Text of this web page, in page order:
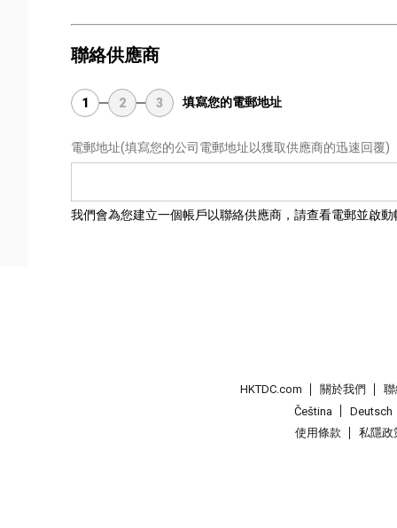
聯絡供應商
1 2 3 填寫您的電郵地址
電郵地址(填寫您的公司電郵地址以獲取供應商的迅速回覆)
我們會為您建立一個帳戶以聯絡供應商，請查看電郵並啟動
HKTDC.com 關於我們
Čeština
Deutsch
使用條款
私隱政